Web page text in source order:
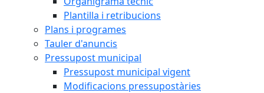
Plantilla i retribucions
Plans i programes
Tauler d'anuncis
Pressupost municipal
Pressupost municipal vigent
Modificacions pressupostàries